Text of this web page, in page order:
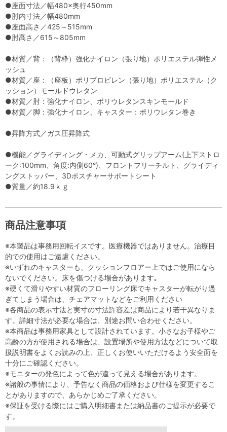
●座面寸法／幅480×奥行450mm
●肘内寸法／幅480mm
●座面高さ／425～515mm
●肘高さ／615～805mm
●材質／背：（背枠）強化ナイロン（張り地）ポリエステル弾性メ
ッシュ
●材質／座：（座板）ポリプロピレン（張り地）ポリエステル（ク
ッション）モールドウレタン
●材質／肘：強化ナイロン、ポリウレタンスキンモールド
●材質／脚：強化ナイロン、キャスター：ポリウレタン巻き
●昇降方式／ガス圧昇降式
●機能／グライディング・メカ、可動式グリップアーム(上下ストロ
ーク:100mm、角度:内側60°)、フロントフリーチルト、グライディ
ングストッパー、3Dポスチャーサポートシート
●質量／約18.9ｋｇ
商品注意事項
※本製品は事務用回転イスです。医療機器ではありません。治療目
的での使用はご遠慮ください。
※いずれのキャスターも、クッションフロアー上ではご使用になら
ないでください。床を傷つける場合があります｡
※硬くて滑りやすい材質のフローリング床でキャスターが転がり過
ぎてしまう場合は、チェアマットなどをご利用ください
※各商品の表示寸法と実寸の寸法許容差は商品により若干異なりま
す。詳細寸法が必要な場合は、別途お問い合わせください。
※本商品は事務用家具として設計されています。小さなお子様やご
高齢の方が使用される場合は、設置場所や使用方法などについて取
扱説明書をよくお読みの上、正しくお使いいただけるよう安全面を
十分にご確認ください。
※モニターの発色によって色が違って見える場合があります。
※諸般の事情により、予告なく商品の価格および仕様を変更するこ
とがありますので、あらかじめご了承ください。
※保証を受ける際にはご購入明細書または納品書のご提示が必要で
す。